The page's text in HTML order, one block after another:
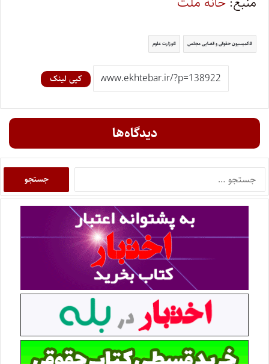
کمیسیون حقوقی و قضایی مجلس وزارت علوم
کپی لینک
دیدگاه‌ها